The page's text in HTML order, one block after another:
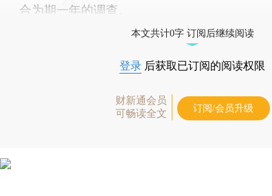
合为期一年的调查。
本文共计0字 订阅后继续阅读
登录 后获取已订阅的阅读权限
财新通会员
可畅读全文
订阅/会员升级